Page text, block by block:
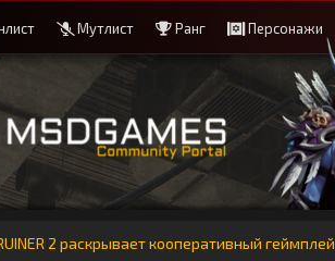
Мутлист Ранг Персонажи
2 раскрывает кооперативный геймплей